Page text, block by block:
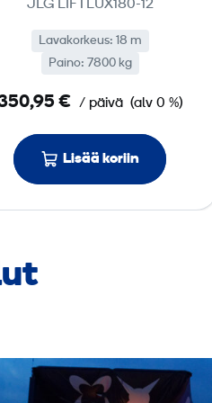
ö
i
e
n
s
a
k
v
a
JLG LIFTLUX180-12
Lavakorkeus: 18 m
Paino: 7800 kg
€ / päivä (alv 0 %)
Lisää koriin